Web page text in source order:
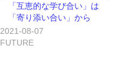
「互恵的な学び合い」は
「寄り添い合い」から
2021-08-07
FUTURE